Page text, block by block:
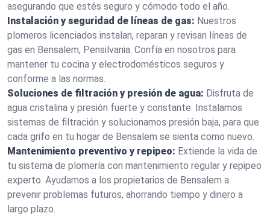
asegurando que estés seguro y cómodo todo el año.
Instalación y seguridad de líneas de gas: Nuestros
plomeros licenciados instalan, reparan y revisan líneas de
gas en Bensalem, Pensilvania. Confía en nosotros para
mantener tu cocina y electrodomésticos seguros y
conforme a las normas.
Soluciones de filtración y presión de agua: Disfruta de
agua cristalina y presión fuerte y constante. Instalamos
sistemas de filtración y solucionamos presión baja, para que
cada grifo en tu hogar de Bensalem se sienta como nuevo.
Mantenimiento preventivo y repipeo: Extiende la vida de
tu sistema de plomería con mantenimiento regular y repipeo
experto. Ayudamos a los propietarios de Bensalem a
prevenir problemas futuros, ahorrando tiempo y dinero a
largo plazo.